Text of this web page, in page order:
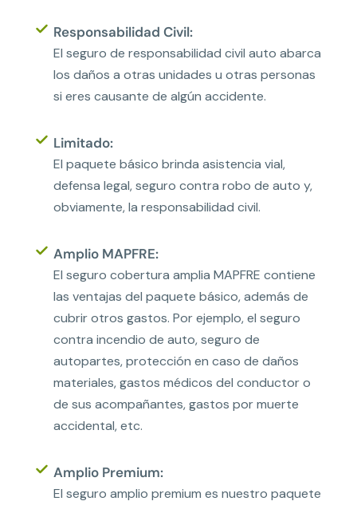
Responsabilidad Civil:
El seguro de responsabilidad civil auto abarca
los daños a otras unidades u otras personas
si eres causante de algún accidente.
Limitado:
El paquete básico brinda asistencia vial,
defensa legal, seguro contra robo de auto y,
obviamente, la responsabilidad civil.
Amplio MAPFRE:
El seguro cobertura amplia MAPFRE contiene
las ventajas del paquete básico, además de
cubrir otros gastos. Por ejemplo, el seguro
contra incendio de auto, seguro de
autopartes, protección en caso de daños
materiales, gastos médicos del conductor o
de sus acompañantes, gastos por muerte
accidental, etc.
Amplio Premium:
El seguro amplio premium es nuestro paquete